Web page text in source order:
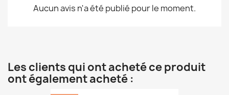
Aucun avis n'a été publié pour le moment.
Les clients qui ont acheté ce produit
ont également acheté :